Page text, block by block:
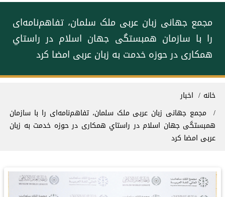
مجمع جهانی زبان عربی ملک سلمان، تفاهم‌نامه‌ای
را با سازمان همبستگی جهان اسلام در راستاي
همکاری در حوزه خدمت به زبان عربی امضا کرد
مسیر راهنما
خانه
اخبار
مجمع جهانی زبان عربی ملک سلمان، تفاهم‌نامه‌ای را با سازمان
همبستگی جهان اسلام در راستاي همکاری در حوزه خدمت به زبان
عربی امضا کرد